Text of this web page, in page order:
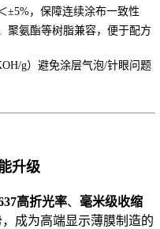
±5%，保障连续涂布一致性
聚氨酯等树脂兼容，便于配方
g）避免涂层气泡/针眼问题
升级
高折光率、 毫米级收缩
成为高端显示薄膜制造的